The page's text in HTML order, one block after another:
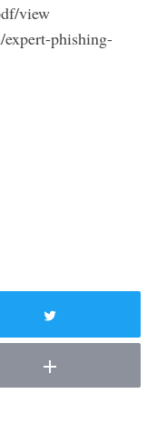
view
phishing-